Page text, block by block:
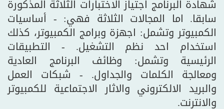
شهادة البرنامج اجتياز الاختبارات الثلاثة المذكورة
سابقا. اما المجالات الثلاثة فهي: - أساسيات
الكمبيوتر وتشمل: اجهزة وبرامج الكمبيوتر، كذلك
استخدام احد نظم التشغيل. - التطبيقات
الرئيسية وتشمل: وظائف البرنامج العادية
ومعالجة الكلمات والجداول. - شبكات العمل
والبريد الالكتروني والاثار الاجتماعية للكمبيوتر
والانترنت.